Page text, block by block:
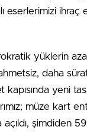
eserlerimizi
yüklerin
daha
yeni
müze kart
şimdiden